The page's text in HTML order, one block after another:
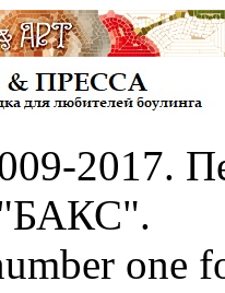
2017.
"БАКС".
one